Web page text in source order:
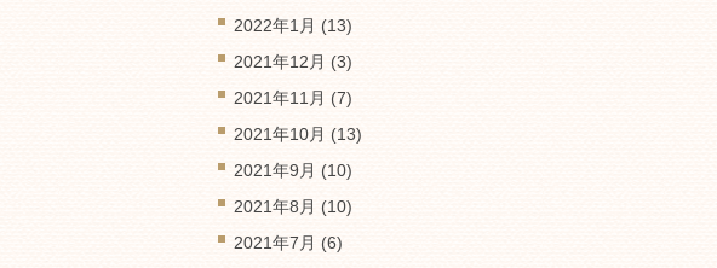
2022年1月 (13)
2021年12月 (3)
2021年11月 (7)
2021年10月 (13)
2021年9月 (10)
2021年8月 (10)
2021年7月 (6)